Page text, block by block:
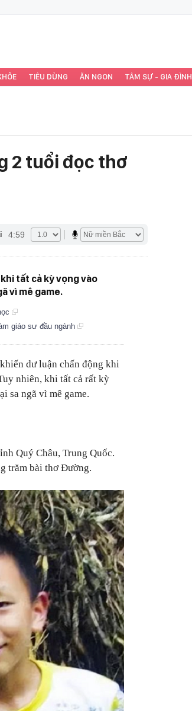
TIÊU DÙNG ĂN NGON TÂM SỰ - GIA ĐÌNH
2 tuổi đọc thơ
4:59
tất cả kỳ vọng vào
vì mê game.
giáo sư đầu ngành
dư luận chấn động khi
nhiên, khi tất cả rất kỳ
sa ngã vì mê game.
Quý Châu, Trung Quốc.
trăm bài thơ Đường.